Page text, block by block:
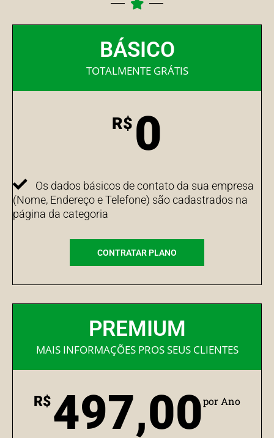
BÁSICO
TOTALMENTE GRÁTIS
R$ 0
Os dados básicos de contato da sua empresa
(Nome, Endereço e Telefone) são cadastrados na
página da categoria
CONTRATAR PLANO
PREMIUM
MAIS INFORMAÇÕES PROS SEUS CLIENTES
R$497,00por Ano